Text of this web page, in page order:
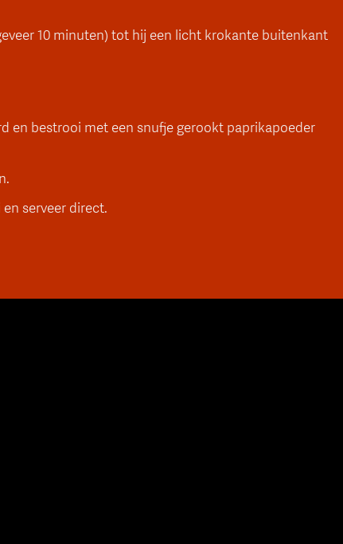
10 minuten) tot hij een licht krokante buitenkant
en bestrooi met een snufje gerookt paprikapoeder
serveer direct.